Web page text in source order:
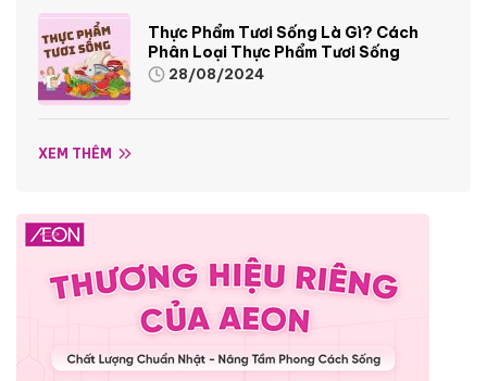
Thực Phẩm Tươi Sống Là Gì? Cách
Phân Loại Thực Phẩm Tươi Sống
28/08/2024
XEM THÊM